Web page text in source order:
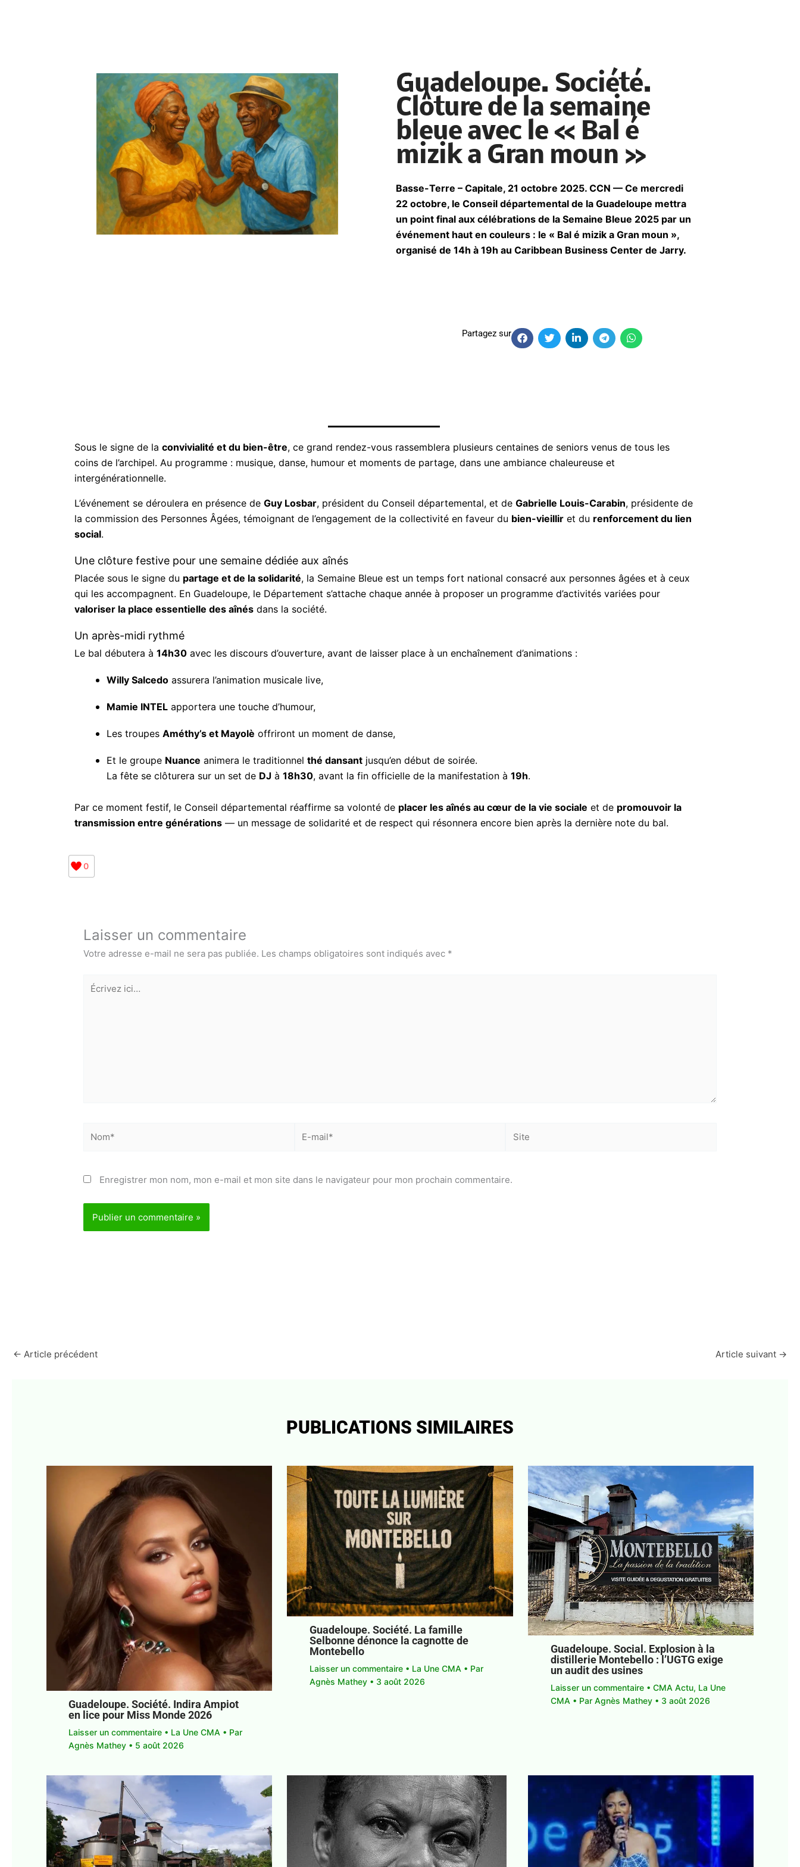
Guadeloupe. Société.
Clôture de la semaine
bleue avec le « Bal é
mizik a Gran moun »
Basse-Terre – Capitale, 21 octobre 2025. CCN — Ce mercredi
22 octobre, le Conseil départemental de la Guadeloupe mettra
un point final aux célébrations de la Semaine Bleue 2025 par un
événement haut en couleurs : le « Bal é mizik a Gran moun »,
organisé de 14h à 19h au Caribbean Business Center de Jarry.
Partagez sur
Sous le signe de la convivialité et du bien-être, ce grand rendez-vous rassemblera plusieurs centaines de seniors venus de tous les
coins de l’archipel. Au programme : musique, danse, humour et moments de partage, dans une ambiance chaleureuse et
intergénérationnelle.
L’événement se déroulera en présence de Guy Losbar, président du Conseil départemental, et de Gabrielle Louis-Carabin, présidente de
la commission des Personnes Âgées, témoignant de l’engagement de la collectivité en faveur du bien-vieillir et du renforcement du lien
social.
Une clôture festive pour une semaine dédiée aux aînés
Placée sous le signe du partage et de la solidarité, la Semaine Bleue est un temps fort national consacré aux personnes âgées et à ceux
qui les accompagnent. En Guadeloupe, le Département s’attache chaque année à proposer un programme d’activités variées pour
valoriser la place essentielle des aînés dans la société.
Un après-midi rythmé
Le bal débutera à 14h30 avec les discours d’ouverture, avant de laisser place à un enchaînement d’animations :
Willy Salcedo assurera l’animation musicale live,
Mamie INTEL apportera une touche d’humour,
Les troupes Améthy’s et Mayolè offriront un moment de danse,
Et le groupe Nuance animera le traditionnel thé dansant jusqu’en début de soirée.
La fête se clôturera sur un set de DJ à 18h30, avant la fin officielle de la manifestation à 19h.
Par ce moment festif, le Conseil départemental réaffirme sa volonté de placer les aînés au cœur de la vie sociale et de promouvoir la
transmission entre générations — un message de solidarité et de respect qui résonnera encore bien après la dernière note du bal.
0
Laisser un commentaire
Votre adresse e-mail ne sera pas publiée. Les champs obligatoires sont indiqués avec *
Écrivez
ici…
mail*
Enregistrer mon nom, mon e-mail et mon site dans le navigateur pour mon prochain commentaire.
← Article précédent Article suivant →
PUBLICATIONS SIMILAIRES
Guadeloupe. Société. Indira Ampiot
en lice pour Miss Monde 2026
Laisser un commentaire • La Une CMA • Par
Agnès Mathey • 5 août 2026
Guadeloupe. Société. La famille
Selbonne dénonce la cagnotte de
Montebello
Laisser un commentaire • La Une CMA • Par
Agnès Mathey • 3 août 2026
Guadeloupe. Social. Explosion à la
distillerie Montebello : l’UGTG exige
un audit des usines
Laisser un commentaire • CMA Actu, La Une
CMA • Par Agnès Mathey • 3 août 2026